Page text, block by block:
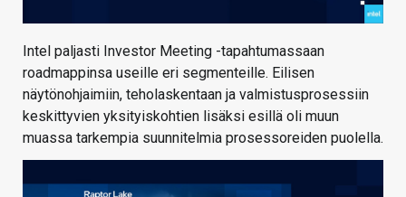
Intel paljasti Investor Meeting -tapahtumassaan
roadmappinsa useille eri segmenteille. Eilisen
näytönohjaimiin, teholaskentaan ja valmistusprosessiin
keskittyvien yksityiskohtien lisäksi esillä oli muun
muassa tarkempia suunnitelmia prosessoreiden puolella.